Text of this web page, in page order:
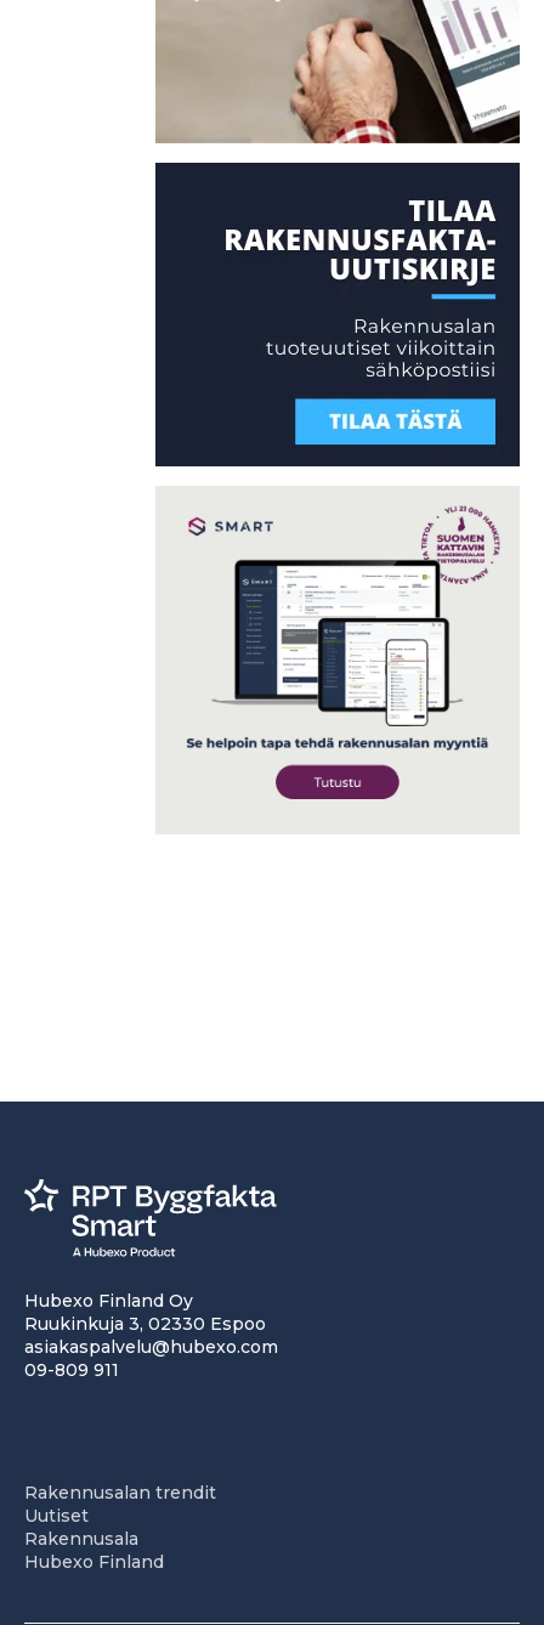
Hubexo Finland Oy
Ruukinkuja 3, 02330 Espoo
asiakaspalvelu@hubexo.com
09-809 911
Rakennusalan trendit
Uutiset
Rakennusala
Hubexo Finland